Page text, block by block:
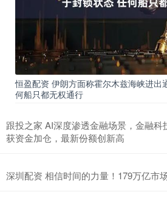
恒盈配资 伊朗方面称霍尔木兹海峡进出
何船只都无权通行
跟投之家 AI深度渗透金融场景，金融科
获资金加仓，最新份额创新高
深圳配资 相信时间的力量！179万亿市